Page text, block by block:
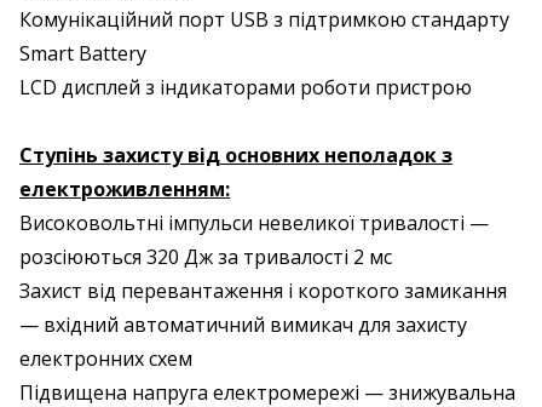
Комунікаційний порт USB з підтримкою стандарту
Smart Battery
LCD дисплей з індикаторами роботи пристрою
Ступінь захисту від основних неполадок з
електроживленням:
Високовольтні імпульси невеликої тривалості —
розсіюються 320 Дж за тривалості 2 мс
Захист від перевантаження і короткого замикання
— вхідний автоматичний вимикач для захисту
електронних схем
Підвищена напруга електромережі — знижувальна